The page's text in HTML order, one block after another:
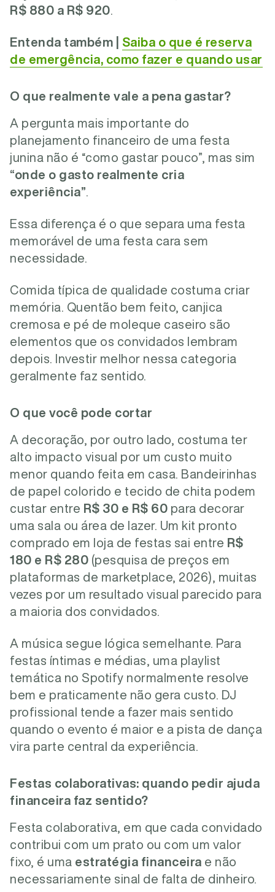
R$ 880 a R$ 920
Entenda também |
Saiba o que é reserva
de emergência, como fazer e quando usar
O que realmente vale a pena gastar?
A pergunta mais importante do
planejamento financeiro de uma festa
junina não é “como gastar pouco”, mas sim
“onde o gasto realmente cria
experiência”
Essa diferença é o que separa uma festa
memorável de uma festa cara sem
necessidade.
Comida típica de qualidade costuma criar
memória. Quentão bem feito, canjica
cremosa e pé de moleque caseiro são
elementos que os convidados lembram
depois. Investir melhor nessa categoria
geralmente faz sentido.
O que você pode cortar
A decoração, por outro lado, costuma ter
alto impacto visual por um custo muito
menor quando feita em casa. Bandeirinhas
de papel colorido e tecido de chita podem
custar entre R$ 30 e R$ 60 para decorar
uma sala ou área de lazer. Um kit pronto
comprado em loja de festas sai entre R$
180 e R$ 280 (pesquisa de preços em
plataformas de marketplace, 2026), muitas
vezes por um resultado visual parecido para
a maioria dos convidados.
A música segue lógica semelhante. Para
festas íntimas e médias, uma playlist
temática no Spotify normalmente resolve
bem e praticamente não gera custo. DJ
profissional tende a fazer mais sentido
quando o evento é maior e a pista de dança
vira parte central da experiência.
Festas colaborativas: quando pedir ajuda
financeira faz sentido?
Festa colaborativa, em que cada convidado
contribui com um prato ou com um valor
fixo, é uma estratégia financeira e não
necessariamente sinal de falta de dinheiro.